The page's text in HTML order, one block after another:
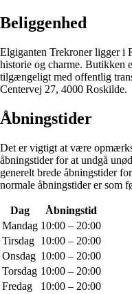
Beliggenhed
Elgiganten Trekroner ligger i
historie og charme. Butikken
tilgængeligt med offentlig
Centervej 27, 4000 Roskilde.
Åbningstider
Det er vigtigt at være
åbningstider for at undgå
generelt brede åbningstider
normale åbningstider er som
Dag
Åbningstid
Mandag 10:00 – 20:00
Tirsdag 10:00 – 20:00
Onsdag 10:00 – 20:00
Torsdag 10:00 – 20:00
Fredag
10:00 – 20:00